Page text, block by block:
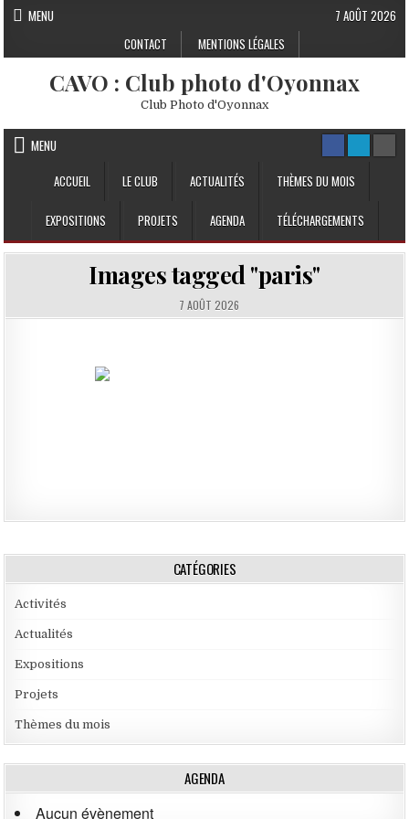
Skip to content
MENU
CONTACT
MENTIONS LÉGALES
7 AOÛT 2026
CAVO : Club photo d'Oyonnax
Club Photo d'Oyonnax
MENU
ACCUEIL
LE CLUB ACTUALITÉS THÈMES DU MOIS
EXPOSITIONS PROJETS AGENDA TÉLÉCHARGEMENTS
Images tagged "paris"
7 AOÛT 2026
CATÉGORIES
Activités
Actualités
Expositions
Projets
Thèmes du mois
AGENDA
Aucun évènement